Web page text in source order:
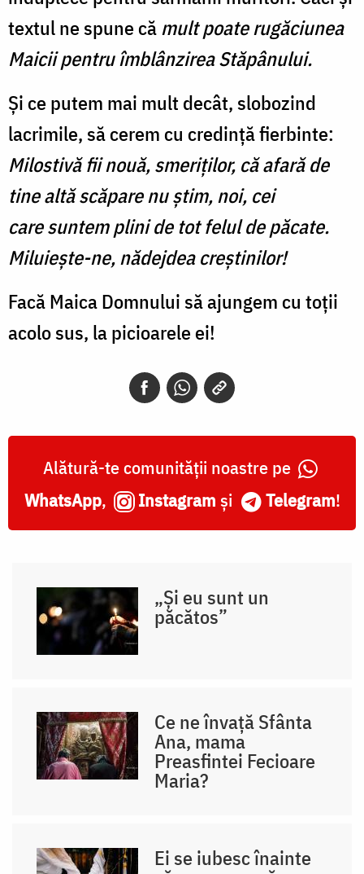
textul ne spune cămult poate rugăciunea
Maicii pentru îmblânzirea Stăpânului.
Și ce putem mai mult decât, slobozind
lacrimile, să cerem cu credință fierbinte:
Milostivă fii nouă, smeriților, că afară de
tine altă scăpare nu știm, noi, cei
care suntem plini de tot felul de păcate.
Miluiește-ne, nădejdea creștinilor!
Facă Maica Domnului să ajungem cu toții
acolo sus, la picioarele ei!
Alătură-te comunității noastre pe
WhatsApp, Instagram și Telegram!
„Și eu sunt un
păcătos”
Ce ne învață Sfânta
Ana, mama
Preasfintei Fecioare
Maria?
Ei se iubesc înainte